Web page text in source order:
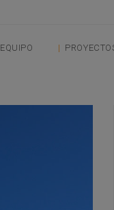
EQUIPO